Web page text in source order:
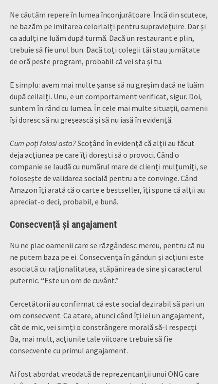
Ne căutăm repere în lumea înconjurătoare. Încă din scutece,
ne bazăm pe imitarea celorlalți pentru supraviețuire. Dar și
ca adulți ne luăm după turmă. Dacă un restaurant e plin,
trebuie să fie unul bun. Dacă toți colegii tăi stau jumătate
de oră peste program, probabil că vei sta și tu.
E simplu: avem mai multe șanse să nu greșim dacă ne luăm
după ceilalți. Unu, e un comportament verificat, sigur. Doi,
suntem în rând cu lumea. În cele mai multe situații, oamenii
își doresc să nu greșească și să nu iasă în evidență.
Cum poți folosi asta?Scoțând în evidență că alții au făcut
deja acțiunea pe care îți dorești să o provoci. Când o
companie se laudă cu numărul mare de clienți mulțumiți, se
folosește de validarea socială pentru a te convinge. Când
Amazon îți arată că o carte e bestseller, îți spune că alții au
apreciat-o deci, probabil, e bună.
Consecvență și angajament
Nu ne plac oamenii care se răzgândesc mereu, pentru că nu
ne putem baza pe ei. Consecvența în gânduri și acțiuni este
asociată cu raționalitatea, stăpânirea de sine și caracterul
puternic. “Este un om de cuvânt.”
Cercetătorii au confirmat că este social dezirabil să pari un
om consecvent. Ca atare, atunci când îți iei un angajament,
cât de mic, vei simți o constrângere morală să-l respecți.
Ba, mai mult, acțiunile tale viitoare trebuie să fie
consecvente cu primul angajament.
Ai fost abordat vreodată de reprezentanții unui ONG care